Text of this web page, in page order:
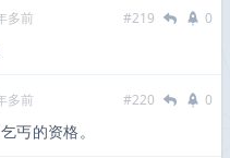
多前 #219 0
多前 #220 0
丐的资格。